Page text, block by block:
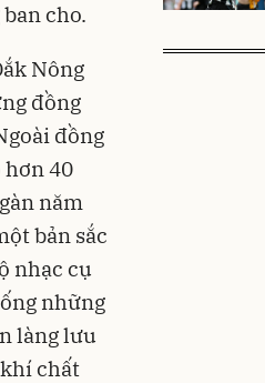
cho.
Nông
đồng
đồng
hơn 40
năm
bản sắc
nhạc cụ
những
làng lưu
chất